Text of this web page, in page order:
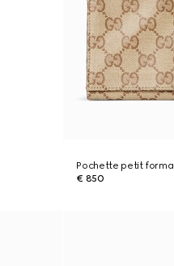
Pochette petit
€ 850